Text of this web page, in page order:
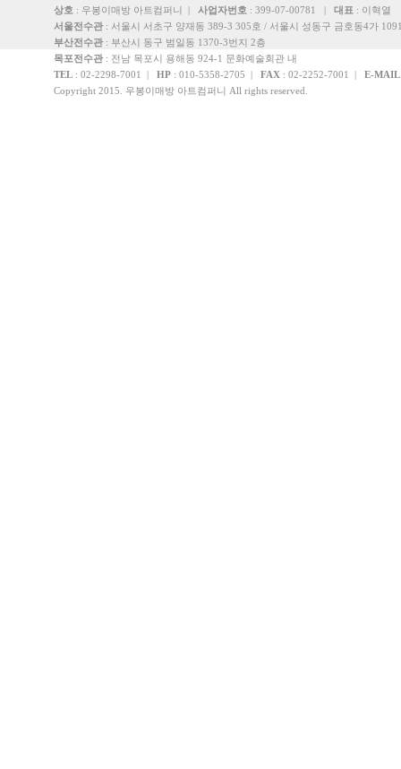
상호 : 우봉이매방 아트컴퍼니 | 사업자번호 : 399-07-00781 | 대표 : 이혁열
서울전수관 : 서울시 서초구 양재동 389-3 305호 / 서울시 성동구 금호동4가
부산전수관 : 부산시 동구 범일동 1370-3번지 2층
목포전수관 : 전남 목포시 용해동 924-1 문화예술회관 내
TEL : 02-2298-7001 | HP : 010-5358-2705 | FAX : 02-2252-7001 | E-MAIL
Copyright 2015. 우봉이매방 아트컴퍼니 All rights reserved.